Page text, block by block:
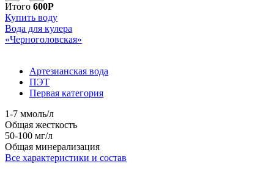
Итого 600Р
Купить воду
Вода для кулера
«Черноголовская»
Артезианская вода
ПЭТ
Первая категория
1-7 ммоль/л
Общая жесткость
50-100 мг/л
Общая минерализация
Все характеристики и состав